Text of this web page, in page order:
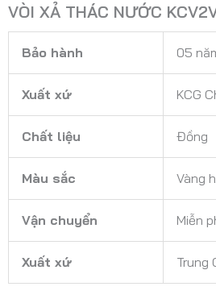
VÒI XẢ THÁC NƯỚC
Bảo hành 05
Xuất xứ KCG
Chất liệu Đồng
Màu sắc Vàng
Vận chuyển Miễn
Xuất xứ Trung